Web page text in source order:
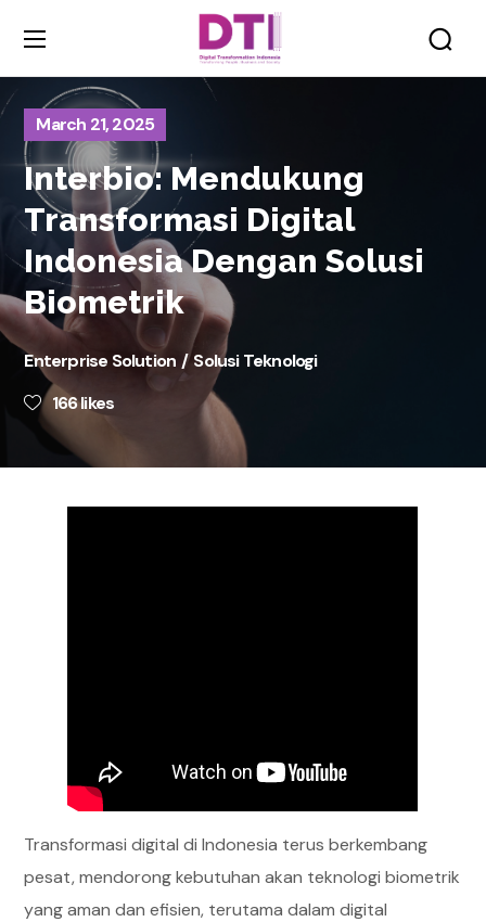
March 21, 2025
Interbio: Mendukung
Transformasi Digital
Indonesia Dengan Solusi
Biometrik
Enterprise Solution
Solusi Teknologi
166likes
Transformasi digital di Indonesia terus berkembang
pesat, mendorong kebutuhan akan teknologi biometrik
yang aman dan efisien, terutama dalam digital